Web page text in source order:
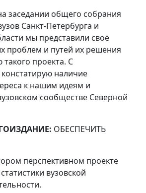
заседании общего собрания
Санкт-Петербурга и
мы представили своё
проблем и путей их решения
проекта. С
наличие
к нашим идеям и
сообществе Северной
ОБЕСПЕЧИТЬ
перспективном проекте
вузовской